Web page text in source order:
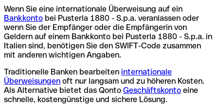
Wenn Sie eine internationale Überweisung auf ein
Bankkonto bei Pusterla 1880 - S.p.a. veranlassen oder
wenn Sie der Empfänger oder die Empfängerin von
Geldern auf einem Bankkonto bei Pusterla 1880 - S.p.a. in
Italien sind, benötigen Sie den SWIFT-Code zusammen
mit anderen wichtigen Angaben.
Traditionelle Banken bearbeiten internationale
Überweisungen oft nur langsam und zu höheren Kosten.
Als Alternative bietet das Qonto Geschäftskonto eine
schnelle, kostengünstige und sichere Lösung.